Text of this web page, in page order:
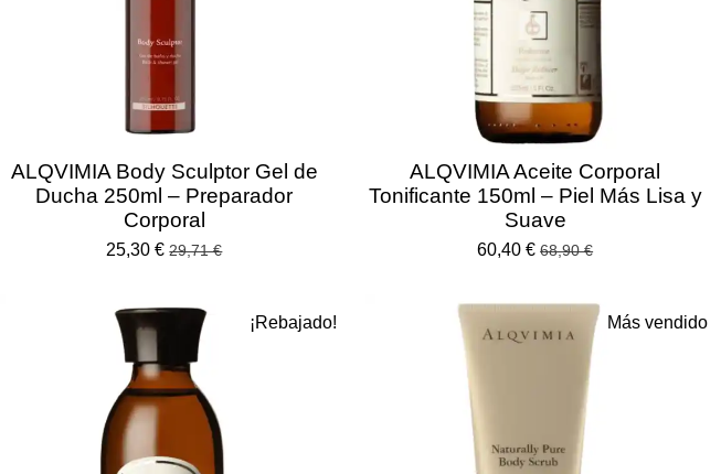
ALQVIMIA Body Sculptor Gel de
Ducha 250ml – Preparador
Corporal
25,30 € 29,71 €
ALQVIMIA Aceite Corporal
Tonificante 150ml – Piel Más Lisa y
Suave
60,40 € 68,90 €
¡Rebajado! Más vendido